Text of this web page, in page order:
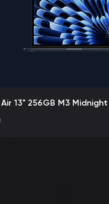
13" 256GB M3 Midnight